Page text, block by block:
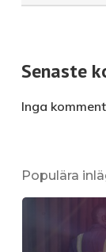
Senaste
Inga
Populära